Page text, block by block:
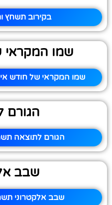
בקירוב תשחץ
שמו המקראי
שמו המקראי של חודש
הגורם
הגורם לתוצאה
שבב
שבב אלקטרוני